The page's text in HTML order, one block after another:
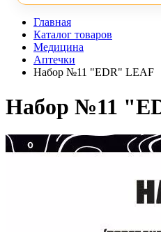
Главная
Каталог товаров
Медицина
Аптечки
Набор №11 "EDR" LEAF
Набор №11